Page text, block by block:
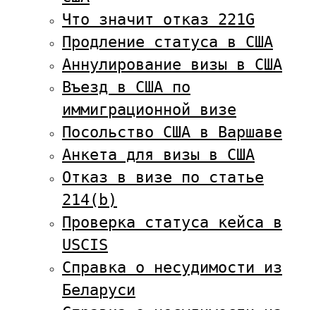
Что значит отказ 221G
Продление статуса в США
Аннулирование визы в США
Въезд в США по
иммиграционной визе
Посольство США в Варшаве
Анкета для визы в США
Отказ в визе по статье
214(b)
Проверка статуса кейса в
USCIS
Справка о несудимости из
Беларуси